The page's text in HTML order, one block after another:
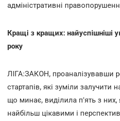
адміністративні
Кращі з кращих: найуспішніші
року
ЛІГА:ЗАКОН, проаналізувавши
стартапів, які зуміли залучити
що минає, виділила п'ять з них,
найбільш цікавими і